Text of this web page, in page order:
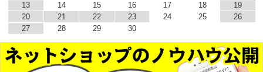
13
14 15 16 17 18
19
20
21 22 23 24 25
26
27
28 29 30